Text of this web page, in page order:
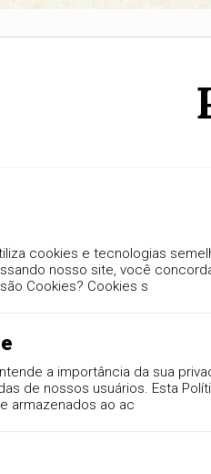
cookies e tecnologias
nosso site, você
Cookies? Cookies s
a importância da sua
de nossos usuários. Esta
armazenados ao ac